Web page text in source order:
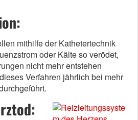
mithilfe der Kathetertechnik
oder Kälte so verödet,
nicht mehr entstehen
Verfahren jährlich bei mehr